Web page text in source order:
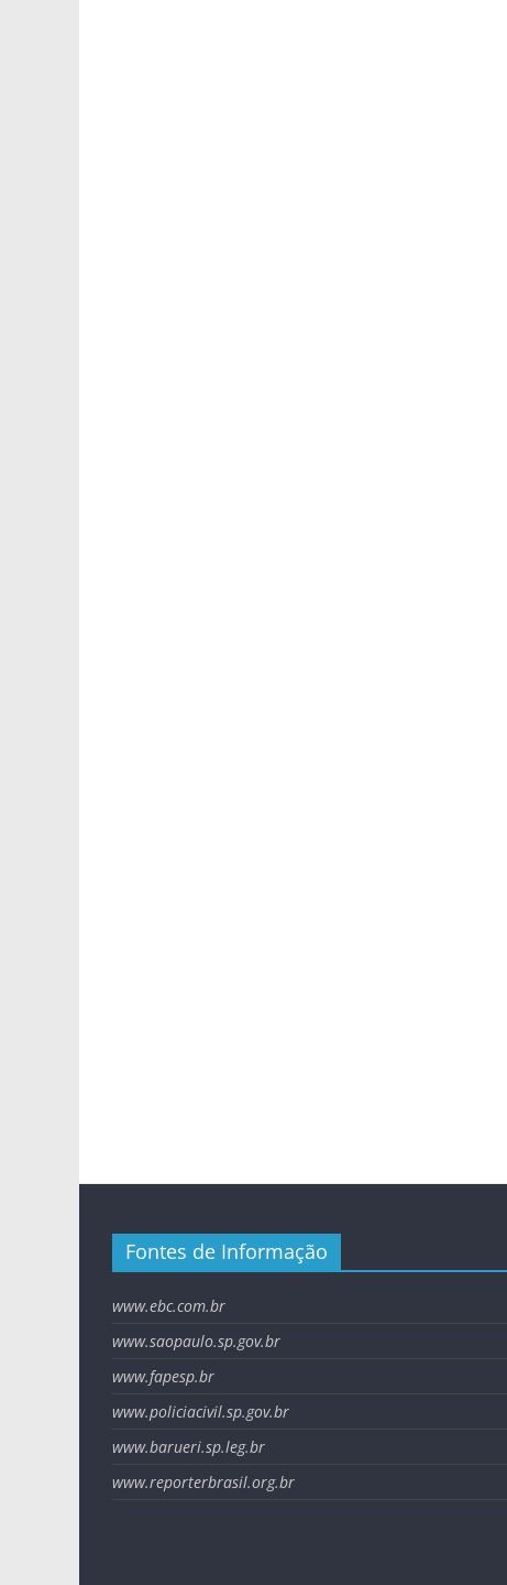
Fontes de Informação
www.ebc.com.br
www.saopaulo.sp.gov.br
www.fapesp.br
www.policiacivil.sp.gov.br
www.barueri.sp.leg.br
www.reporterbrasil.org.br